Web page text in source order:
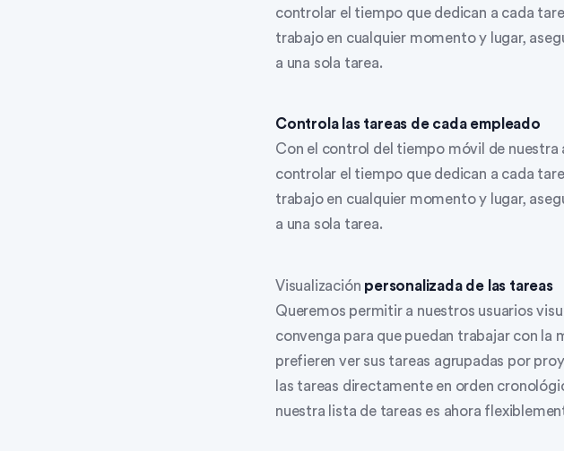
controlar el tiempo que dedican a cada
trabajo en cualquier momento y lugar,
a una sola tarea.
Controla las tareas de cada empleado
Con el control del tiempo móvil de nuestra
controlar el tiempo que dedican a cada
trabajo en cualquier momento y lugar,
a una sola tarea.
Visualización personalizada de las tareas
Queremos permitir a nuestros usuarios
convenga para que puedan trabajar con la
prefieren ver sus tareas agrupadas por
las tareas directamente en orden
nuestra lista de tareas es ahora